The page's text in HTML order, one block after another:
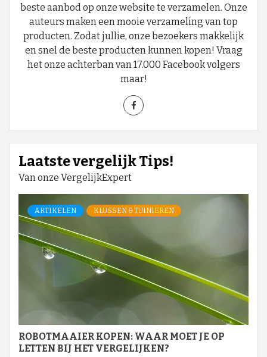
beste aanbod op onze website te verzamelen. Onze
auteurs maken een mooie verzameling van top
producten. Zodat jullie, onze bezoekers makkelijk
en snel de beste producten kunnen kopen! Vraag
het onze achterban van 17.000 Facebook volgers
maar!
Laatste vergelijk Tips!
Van onze VergelijkExpert
ARTIKELEN KLUSSEN & TUINIEREN
ROBOTMAAIER KOPEN: WAAR MOET JE OP
LETTEN BIJ HET VERGELIJKEN?